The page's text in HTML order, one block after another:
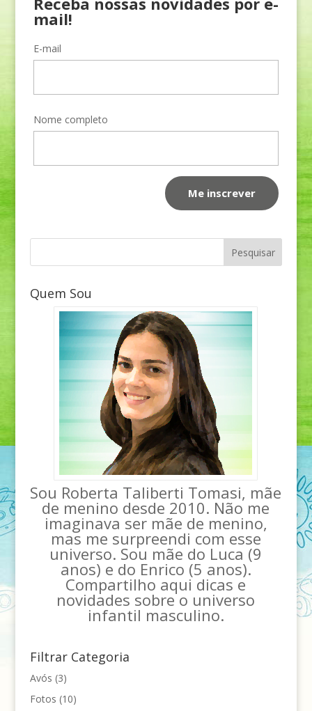
mail!
E-mail
Nome completo
Quem Sou
Sou Roberta Taliberti Tomasi, mãe
de menino desde 2010. Não me
imaginava ser mãe de menino,
mas me surpreendi com esse
universo. Sou mãe do Luca (9
anos) e do Enrico (5 anos).
Compartilho aqui dicas e
novidades sobre o universo
infantil masculino.
Filtrar Categoria
Avós (3)
Fotos (10)